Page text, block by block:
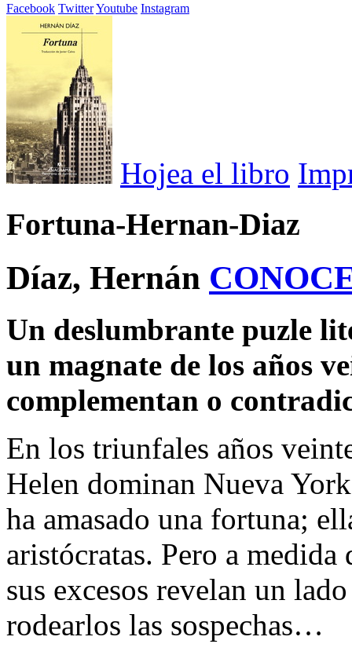
Facebook TwitterYoutube Instagram
Hojea el libro
Fortuna-Hernan-Diaz
Díaz, Hernán
Un deslumbrante puzle
un magnate de los años
complementan o
En los triunfales años
Helen dominan Nueva
ha amasado una fortuna;
aristócratas. Pero a medida
sus excesos revelan un
rodearlos las sospechas…